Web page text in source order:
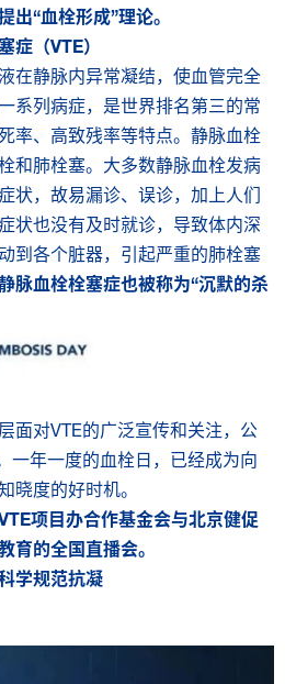
出“血栓形成”理论。
症（VTE）
在静脉内异常凝结，使血管完全
系列病症，是世界排名第三的常
率、高致残率等特点。静脉血栓
和肺栓塞。大多数静脉血栓发病
状，故易漏诊、误诊，加上人们
状也没有及时就诊，导致体内深
到各个脏器，引起严重的肺栓塞
脉血栓栓塞症也被称为“沉默的杀
面对VTE的广泛宣传和关注，公
一年一度的血栓日，已经成为向
晓度的好时机。
项目办合作基金会与北京健促
育的全国直播会。
学规范抗凝